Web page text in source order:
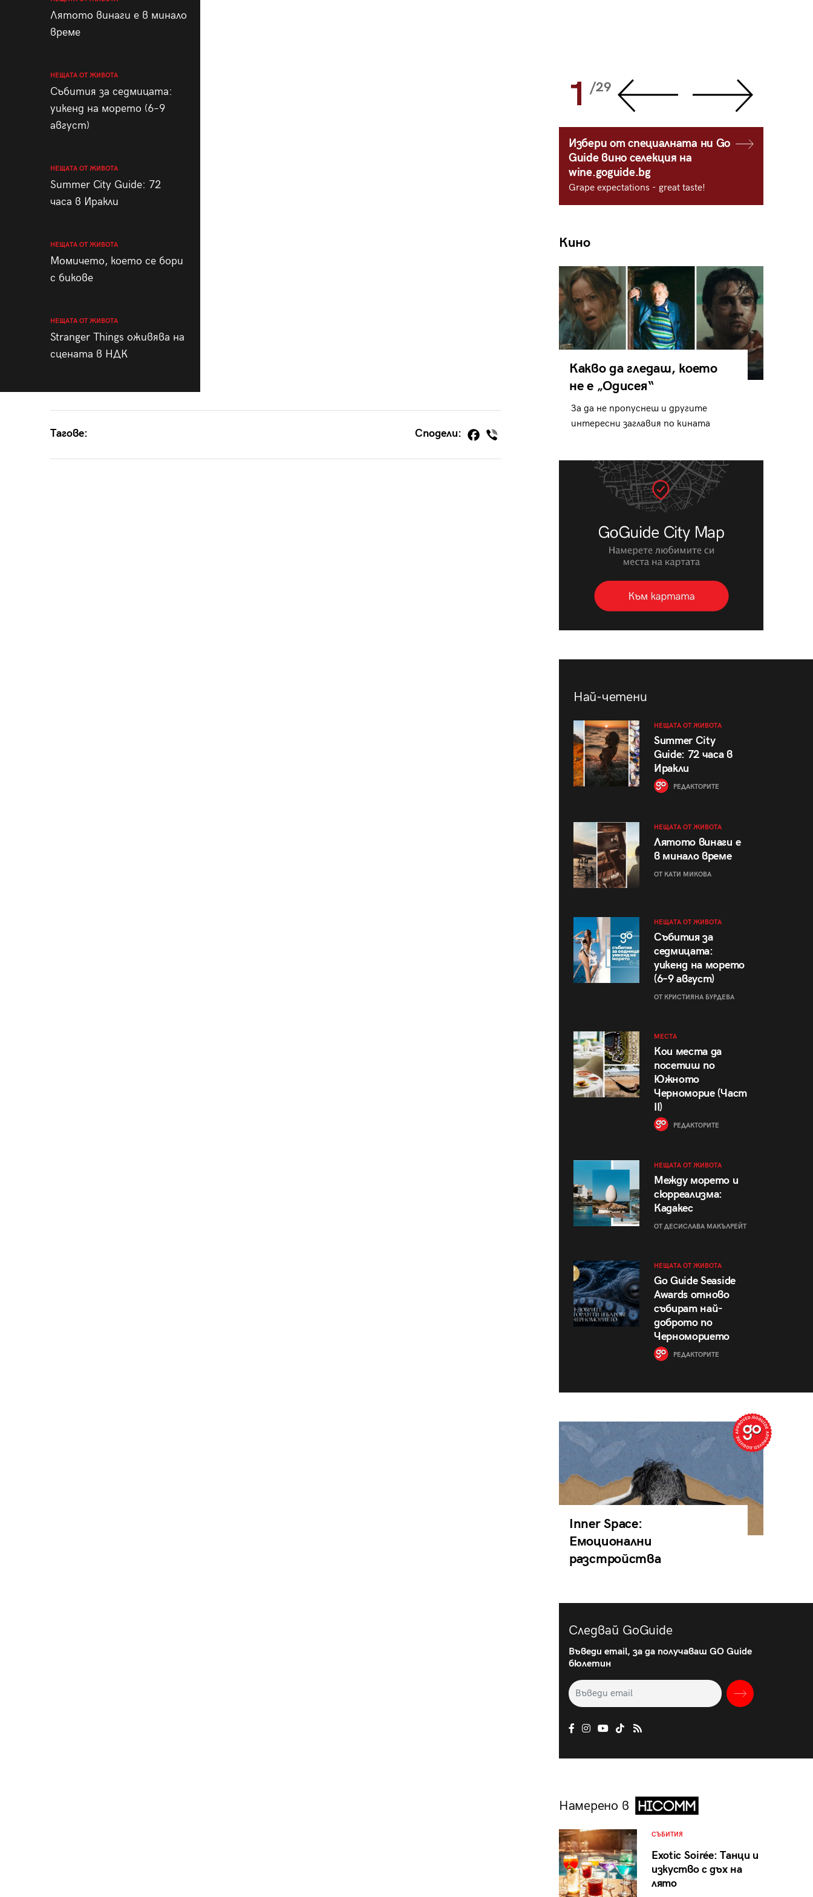
Лятото винаги е в минало
време
НЕЩАТА ОТ ЖИВОТА
Събития за седмицата:
уикенд на морето (6–9
август)
НЕЩАТА ОТ ЖИВОТА
Summer City Guide: 72
часа в Иракли
НЕЩАТА ОТ ЖИВОТА
Момичето, което се бори
с бикове
НЕЩАТА ОТ ЖИВОТА
Stranger Things оживява на
сцената в НДК
Тагове: Сподели:
28 1 /29
Избери от специалната ни Go
Guide вино селекция на
wine.goguide.bg
Grape expectations - great taste!
Кино
Какво да гледаш, което
не е „Одисея“
За да не пропуснеш и другите
интересни заглавия по кината
Най-четени
НЕЩАТА ОТ ЖИВОТА
Summer City
Guide: 72 часа в
Иракли
РЕДАКТОРИТЕ
НЕЩАТА ОТ ЖИВОТА
Лятото винаги е
в минало време
ОТ КАТИ МИКОВА
НЕЩАТА ОТ ЖИВОТА
Събития за
седмицата:
уикенд на морето
(6–9 август)
ОТ КРИСТИЯНА БУРДЕВА
МЕСТА
Кои места да
посетиш по
Южното
Черноморие (Част
II)
РЕДАКТОРИТЕ
НЕЩАТА ОТ ЖИВОТА
Между морето и
сюрреализма:
Кадакес
ОТ ДЕСИСЛАВА МАКЪЛРЕЙТ
НЕЩАТА ОТ ЖИВОТА
Go Guide Seaside
Awards отново
събират най-
доброто по
Черноморието
РЕДАКТОРИТЕ
Inner Space:
Емоционални
разстройства
Следвай GoGuide
Въведи email, за да получаваш GO Guide
бюлетин
Намерено в
СЪБИТИЯ
Exotic Soirée: Танци и
изкуство с дъх на
лято